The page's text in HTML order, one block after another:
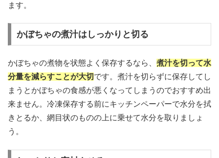
ます。
かぼちゃの煮汁はしっかりと切る
かぼちゃの煮物を状態よく保存するなら、 煮汁を切って水
分量を減らすことが大切 です。煮汁を切らずに保存してし
まうとかぼちゃの食感が悪くなってしまうのでおすすめ出
来ません。冷凍保存する前にキッチンペーパーで水分を拭
きとるか、網目状のものの上に乗せて水分を取りましょ
う。